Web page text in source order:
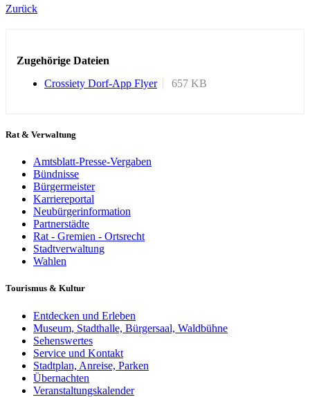
Zurück
Zugehörige Dateien
Crossiety Dorf-App Flyer
657 KB
Rat & Verwaltung
Amtsblatt-Presse-Vergaben
Bündnisse
Bürgermeister
Karriereportal
Neubürgerinformation
Partnerstädte
Rat - Gremien - Ortsrecht
Stadtverwaltung
Wahlen
Tourismus & Kultur
Entdecken und Erleben
Museum, Stadthalle, Bürgersaal, Waldbühne
Sehenswertes
Service und Kontakt
Stadtplan, Anreise, Parken
Übernachten
Veranstaltungskalender